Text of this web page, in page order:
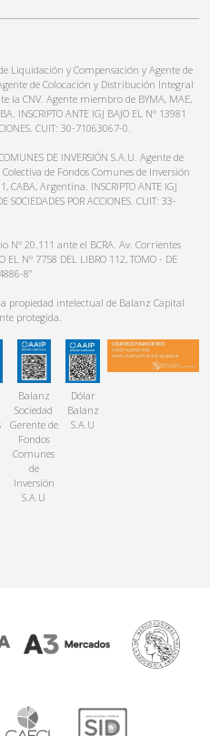
Liquidación y Compensación y Agente de
de Colocación y Distribución Integral
la CNV. Agente miembro de BYMA, MAE,
INSCRIPTO ANTE IGJ BAJO EL N° 13981
CUIT: 30-71063067-0.
DE INVERSIÓN S.A.U. Agente de
de Fondos Comunes de Inversión
CABA, Argentina. INSCRIPTO ANTE IGJ
POR ACCIONES. CUIT: 33-
N° 20.111 ante el BCRA. Av. Corrientes
EL N° 7758 DEL LIBRO 112, TOMO - DE
8”
propiedad intelectual de Balanz Capital
protegida.
Balanz
Sociedad
Gerente de
Fondos
Comunes
de
Inversión
S.A.U
Dólar
Balanz
S.A.U